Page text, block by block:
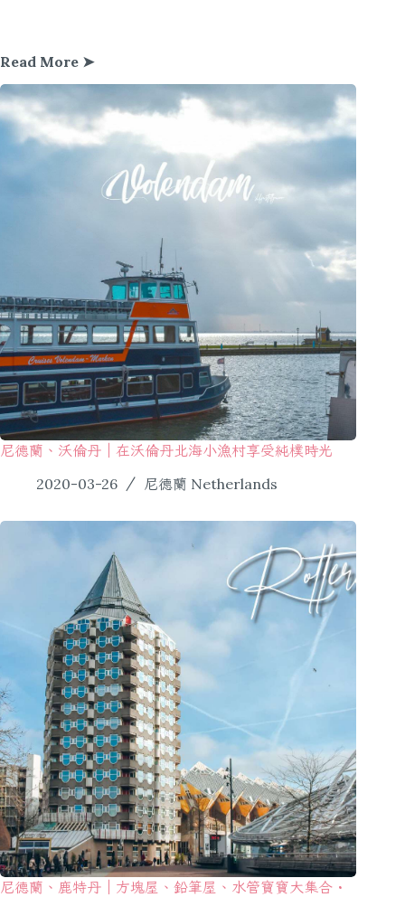
Read More ➤
尼德蘭、沃倫丹｜在沃倫丹北海小漁村享受純樸時光
2020-03-26
尼德蘭 Netherlands
尼德蘭、鹿特丹｜方塊屋、鉛筆屋、水管寶寶大集合・